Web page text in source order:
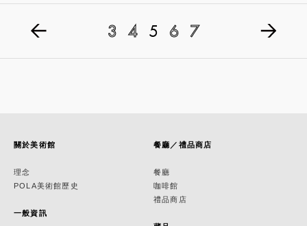
3 4 5 6 7
關於美術館
理念
POLA美術館歷史
一般資訊
餐廳／禮品商店
餐廳
咖啡館
禮品商店